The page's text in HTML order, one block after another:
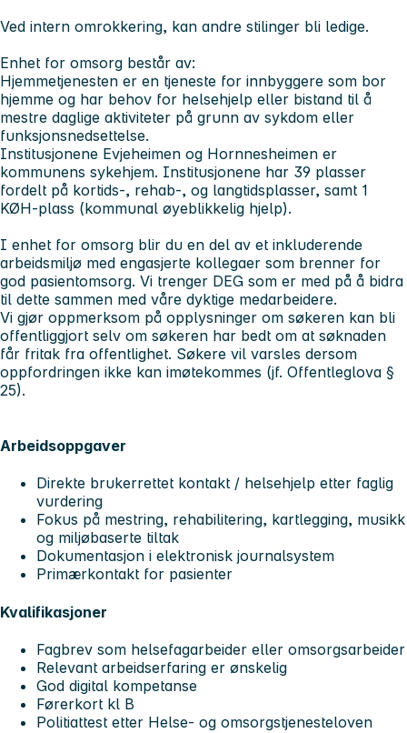
Ved intern omrokkering, kan andre stilinger bli ledige.
Enhet for omsorg består av:
Hjemmetjenesten er en tjeneste for innbyggere som bor
hjemme og har behov for helsehjelp eller bistand til å
mestre daglige aktiviteter på grunn av sykdom eller
funksjonsnedsettelse.
Institusjonene Evjeheimen og Hornnesheimen er
kommunens sykehjem. Institusjonene har 39 plasser
fordelt på kortids-, rehab-, og langtidsplasser, samt 1
KØH-plass (kommunal øyeblikkelig hjelp).
I enhet for omsorg blir du en del av et inkluderende
arbeidsmiljø med engasjerte kollegaer som brenner for
god pasientomsorg. Vi trenger DEG som er med på å bidra
til dette sammen med våre dyktige medarbeidere.
Vi gjør oppmerksom på opplysninger om søkeren kan bli
offentliggjort selv om søkeren har bedt om at søknaden
får fritak fra offentlighet. Søkere vil varsles dersom
oppfordringen ikke kan imøtekommes (jf. Offentleglova §
25).
Arbeidsoppgaver
Direkte brukerrettet kontakt / helsehjelp etter faglig
vurdering
Fokus på mestring, rehabilitering, kartlegging, musikk
og miljøbaserte tiltak
Dokumentasjon i elektronisk journalsystem
Primærkontakt for pasienter
Kvalifikasjoner
Fagbrev som helsefagarbeider eller omsorgsarbeider
Relevant arbeidserfaring er ønskelig
God digital kompetanse
Førerkort kl B
Politiattest etter Helse- og omsorgstjenesteloven